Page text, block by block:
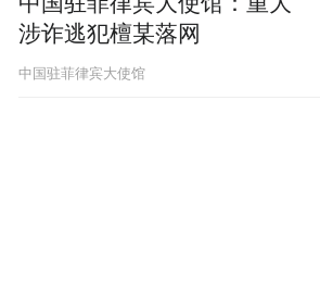
涉诈逃犯檀某落网
中国驻菲律宾大使馆